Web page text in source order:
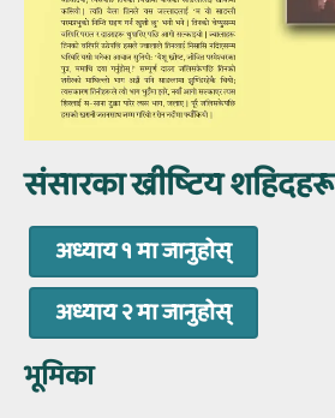
संसारका ख्रीष्‍टिय शहिदहरू
अध्याय १ मा जानुहोस्
अध्याय २ मा जानुहोस्‌
भूमिका